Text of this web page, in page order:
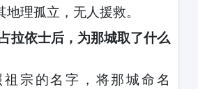
理孤立，无人援救。
拉依士后，为那城取了什么
祖宗的名字，将那城命名